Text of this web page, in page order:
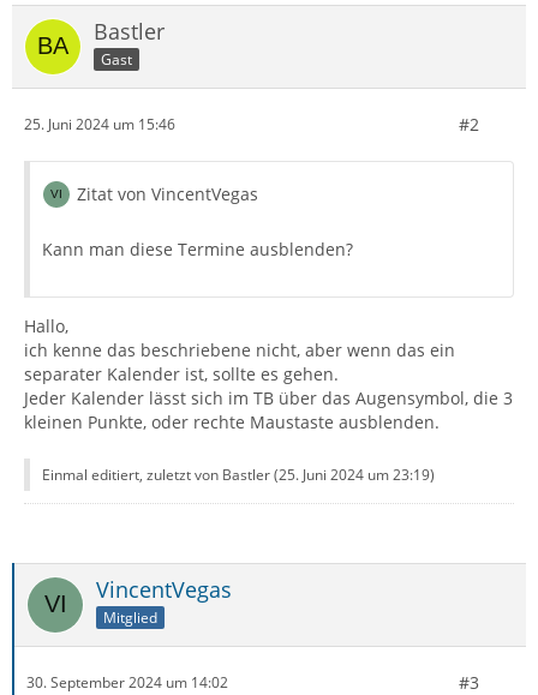
Bastler
Gast
25. Juni 2024 um 15:46 #2
Zitat von VincentVegas
Kann man diese Termine ausblenden?
Hallo,
ich kenne das beschriebene nicht, aber wenn das ein
separater Kalender ist, sollte es gehen.
Jeder Kalender lässt sich im TB über das Augensymbol, die 3
kleinen Punkte, oder rechte Maustaste ausblenden.
Einmal editiert, zuletzt von Bastler (25. Juni 2024 um 23:19)
VincentVegas
Mitglied
30. September 2024 um 14:02 #3